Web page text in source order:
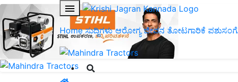
Home ಸುದ್ದಿಗಳು ಆರೋಗ್ಯ ಜೀವನ ತೋಟಗಾರಿಕೆ